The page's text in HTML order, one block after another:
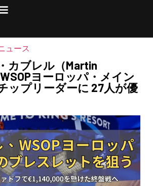
ュース
カブレル（Martin
ヨーロッパ・メイン
ップリーダーに 27人が優